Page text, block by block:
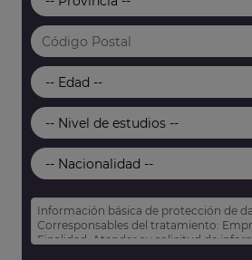
Información básica de protección de
Corresponsables del tratamiento:
Finalidad: Atender su solicitud de